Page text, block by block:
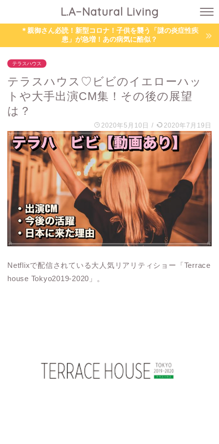
L.A−Natural Living
＊親御さん必読！新型コロナ！子供を襲う「謎の炎症性疾
患」が急増！あの病気に酷似？
テラスハウス
テラスハウス♡ビビのイエローハッ
トや大手出演CM集！その後の展望
は？
2020年5月10日 / 2020年7月19日
Netflixで配信されている大人気リアリティショー「Terrace
house Tokyo2019-2020 」。